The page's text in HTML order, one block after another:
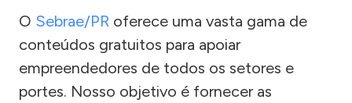
O Sebrae/PR oferece uma vasta gama de
conteúdos gratuitos para apoiar
empreendedores de todos os setores e
portes. Nosso objetivo é fornecer as